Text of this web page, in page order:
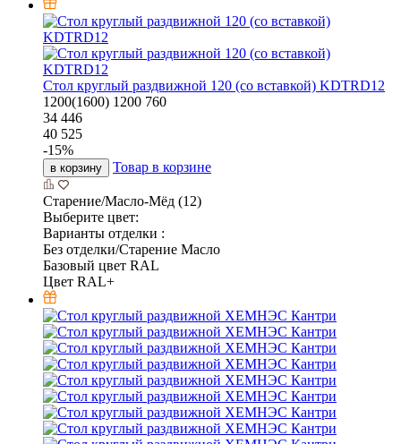
Стол круглый раздвижной 120 (со вставкой) KDTRD12
1200(1600) 1200 760
34 446
40 525
-15%
в корзину Товар в корзине
Старение/Масло-Мёд (12)
Выберите цвет:
Варианты отделки :
Без отделки/Старение Масло
Базовый цвет RAL
Цвет RAL+